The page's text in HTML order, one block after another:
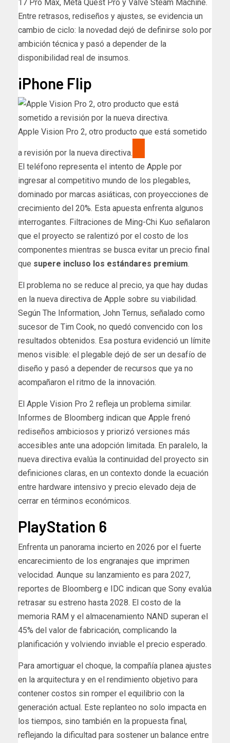
17 Pro Max, Meta Quest Pro y Valve Steam Machine.
Entre retrasos, rediseños y ajustes, se evidencia un
cambio de ciclo: la novedad dejó de definirse solo por
ambición técnica y pasó a depender de la
disponibilidad real de insumos.
iPhone Flip
Apple Vision Pro 2, otro producto que está sometido
a revisión por la nueva directiva.
El teléfono representa el intento de Apple por
ingresar al competitivo mundo de los plegables,
dominado por marcas asiáticas, con proyecciones de
crecimiento del 20%. Esta apuesta enfrenta algunos
interrogantes. Filtraciones de Ming-Chi Kuo señalaron
que el proyecto se ralentizó por el costo de los
componentes mientras se busca evitar un precio final
que supere incluso los estándares premium.
El problema no se reduce al precio, ya que hay dudas
en la nueva directiva de Apple sobre su viabilidad.
Según The Information, John Ternus, señalado como
sucesor de Tim Cook, no quedó convencido con los
resultados obtenidos. Esa postura evidenció un límite
menos visible: el plegable dejó de ser un desafío de
diseño y pasó a depender de recursos que ya no
acompañaron el ritmo de la innovación.
El Apple Vision Pro 2 refleja un problema similar.
Informes de Bloomberg indican que Apple frenó
rediseños ambiciosos y priorizó versiones más
accesibles ante una adopción limitada. En paralelo, la
nueva directiva evalúa la continuidad del proyecto sin
definiciones claras, en un contexto donde la ecuación
entre hardware intensivo y precio elevado deja de
cerrar en términos económicos.
PlayStation 6
Enfrenta un panorama incierto en 2026 por el fuerte
encarecimiento de los engranajes que imprimen
velocidad. Aunque su lanzamiento es para 2027,
reportes de Bloomberg e IDC indican que Sony evalúa
retrasar su estreno hasta 2028. El costo de la
memoria RAM y el almacenamiento NAND superan el
45% del valor de fabricación, complicando la
planificación y volviendo inviable el precio esperado.
Para amortiguar el choque, la compañía planea ajustes
en la arquitectura y en el rendimiento objetivo para
contener costos sin romper el equilibrio con la
generación actual. Este replanteo no solo impacta en
los tiempos, sino también en la propuesta final,
reflejando la dificultad para sostener un balance entre